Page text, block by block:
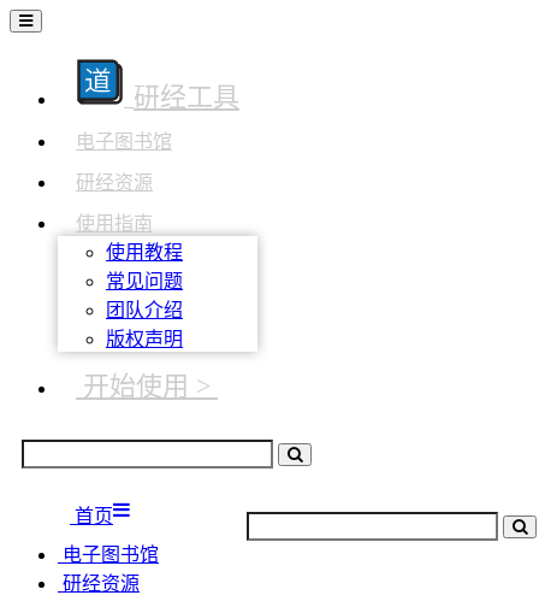
研经工具
电子图书馆
研经资源
使用指南
使用教程
常见问题
团队介绍
版权声明
开始使用 >
首页
电子图书馆
研经资源